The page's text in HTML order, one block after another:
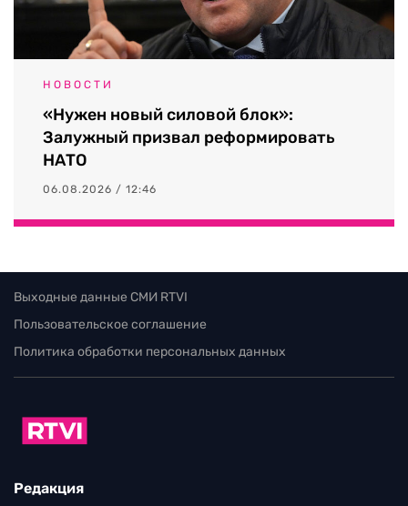
НОВОСТИ
«Нужен новый силовой блок»:
Залужный призвал реформировать
НАТО
06.08.2026 / 12:46
Выходные данные СМИ RTVI
Пользовательское соглашение
Политика обработки персональных данных
Редакция